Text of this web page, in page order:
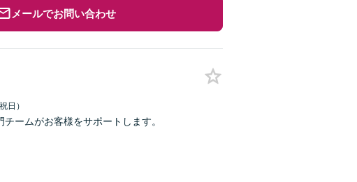
メールでお問い合わせ
日）
ームがお客様をサポートします。